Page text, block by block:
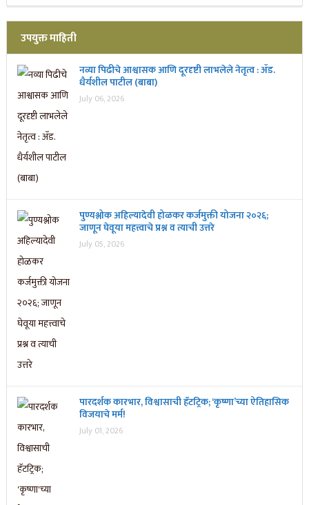
उपयुक्त माहिती
नव्या पिढीचे आश्वासक आणि दूरदृष्टी लाभलेले नेतृत्व : ॲड.
धैर्यशील पाटील (बाबा)
July 06, 2026
पुण्यश्लोक अहिल्यादेवी होळकर कर्जमुक्ती योजना २०२६;
जाणून घेवूया महत्त्वाचे प्रश्न व त्याची उत्तरे
July 05, 2026
पारदर्शक कारभार, विश्वासाची हॅटट्रिक; ‘कृष्णा’च्या ऐतिहासिक
विजयाचे मर्म!
July 01, 2026